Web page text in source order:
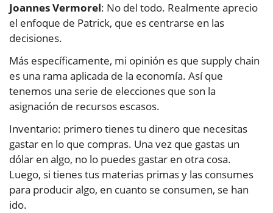
Joannes Vermorel: No del todo. Realmente aprecio
el enfoque de Patrick, que es centrarse en las
decisiones.
Más específicamente, mi opinión es que supply chain
es una rama aplicada de la economía. Así que
tenemos una serie de elecciones que son la
asignación de recursos escasos.
Inventario: primero tienes tu dinero que necesitas
gastar en lo que compras. Una vez que gastas un
dólar en algo, no lo puedes gastar en otra cosa.
Luego, si tienes tus materias primas y las consumes
para producir algo, en cuanto se consumen, se han
ido.